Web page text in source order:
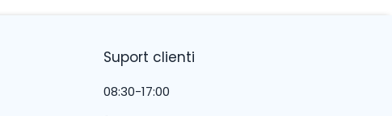
Suport clienti
08:30-17:00